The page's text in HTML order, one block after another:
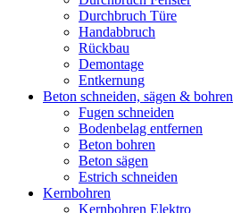
Durchbruch Türe
Handabbruch
Rückbau
Demontage
Entkernung
Beton schneiden, sägen & bohren
Fugen schneiden
Bodenbelag entfernen
Beton bohren
Beton sägen
Estrich schneiden
Kernbohren
Kernbohren Elektro